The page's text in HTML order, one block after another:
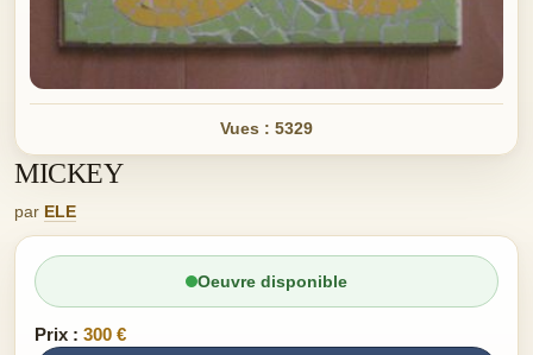
Vues : 5329
MICKEY
par ELE
Oeuvre disponible
Prix : 300 €